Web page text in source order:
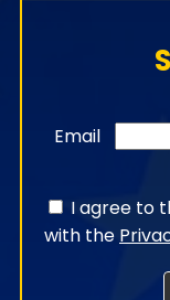
Email
I agree to
with the